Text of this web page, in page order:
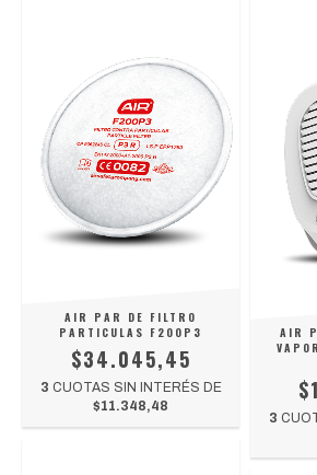
AIR PAR DE FILTRO
PARTICULAS F200P3
$34.045,45
3 CUOTAS SIN INTERÉS DE
$11.348,48
AIR
3